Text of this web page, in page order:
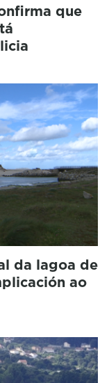
que
da lagoa de
ao